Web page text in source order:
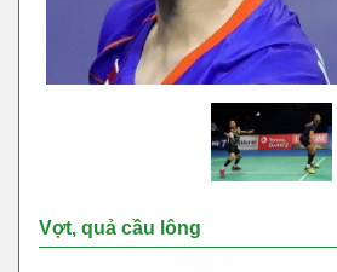
Vợt, quả cầu lông